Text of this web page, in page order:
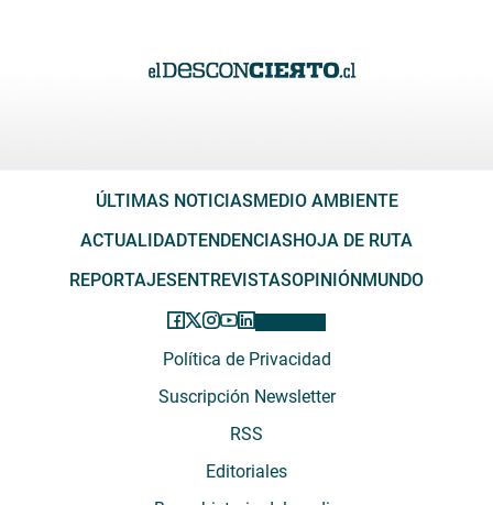
ÚLTIMAS NOTICIASMEDIO AMBIENTE
ACTUALIDADTENDENCIASHOJA DE RUTA
REPORTAJESENTREVISTASOPINIÓNMUNDO
Política de Privacidad
Suscripción Newsletter
RSS
Editoriales